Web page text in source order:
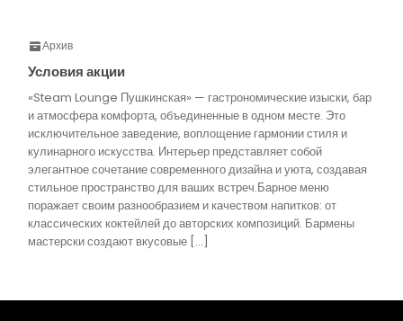
Архив
Условия акции
«Steam Lounge Пушкинская» — гастрономические изыски, бар
и атмосфера комфорта, объединенные в одном месте. Это
исключительное заведение, воплощение гармонии стиля и
кулинарного искусства. Интерьер представляет собой
элегантное сочетание современного дизайна и уюта, создавая
стильное пространство для ваших встреч.Барное меню
поражает своим разнообразием и качеством напитков: от
классических коктейлей до авторских композиций. Бармены
мастерски создают вкусовые […]